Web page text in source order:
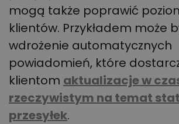
mogą także poprawić
klientów. Przykładem może
wdrożenie automatycznych
powiadomień, które
klientom aktualizacje w
rzeczywistym na temat
przesyłek.